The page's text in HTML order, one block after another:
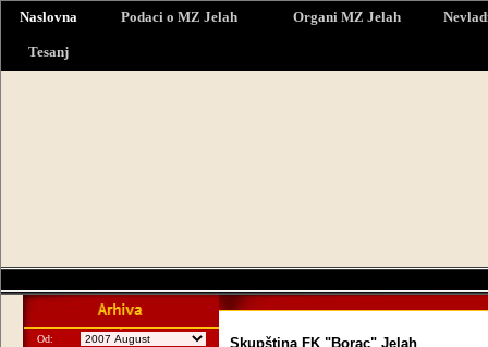
Naslovna Podaci o MZ Jelah Organi MZ Jelah
Tesanj
Od:
Skupština FK "Borac" Jelah